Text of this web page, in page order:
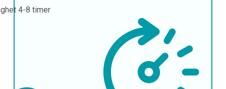
4-8 timer